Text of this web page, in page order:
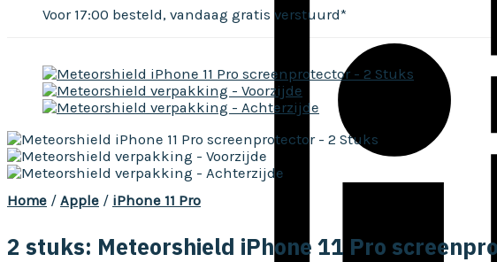
Voor 17:00 besteld, vandaag gratis verstuurd*
Home / Apple / iPhone 11 Pro
2 stuks: Meteorshield iPhone 11 Pro